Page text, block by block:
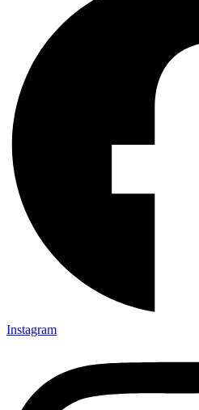
Instagram